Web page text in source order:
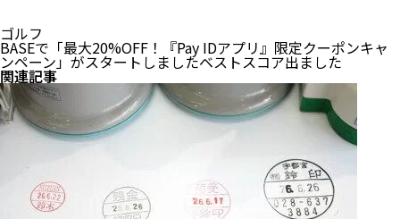
ゴルフ
BASEで「最大20%OFF！『Pay IDアプリ』限定クーポンキャ
ンペーン」がスタートしましたベストスコア出ました
関連記事